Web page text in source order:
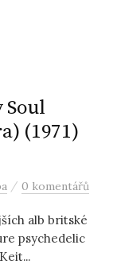
Soul
(1971)
/ 0 komentářů
alb britské
psychedelic